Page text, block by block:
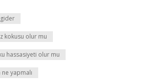
kokusu olur mu
hassasiyeti olur mu
yapmalı